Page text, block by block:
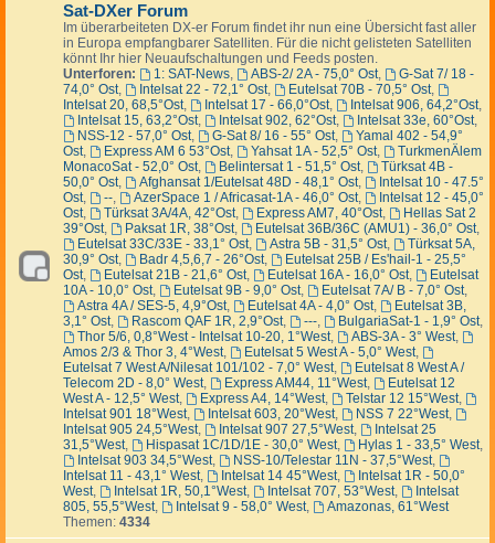
Sat-DXer Forum
Im überarbeiteten DX-er Forum findet ihr nun eine Übersicht fast aller
in Europa empfangbarer Satelliten. Für die nicht gelisteten Satelliten
könnt Ihr hier Neuaufschaltungen und Feeds posten.
Unterforen:
1: SAT-News, ABS-2/ 2A - 75,0° Ost,
G-Sat 7/ 18 -
74,0° Ost, Intelsat 22 - 72,1° Ost, Eutelsat 70B - 70,5° Ost,
Intelsat 20, 68,5°Ost, Intelsat 17 - 66,0°Ost, Intelsat 906, 64,2°Ost,
Intelsat 15, 63,2°Ost, Intelsat 902, 62°Ost, Intelsat 33e, 60°Ost,
NSS-12 - 57,0° Ost, G-Sat 8/ 16 - 55° Ost,
Yamal 402 - 54,9°
Ost, Express AM 6 53°Ost, Yahsat 1A - 52,5° Ost,
TurkmenÄlem
MonacoSat - 52,0° Ost, Belintersat 1 - 51,5° Ost,
Türksat 4B -
50,0° Ost, Afghansat 1/Eutelsat 48D - 48,1° Ost,
Intelsat 10 - 47.5°
Ost, --, AzerSpace 1 / Africasat-1A - 46,0° Ost,
Intelsat 12 - 45,0°
Ost, Türksat 3A/4A, 42°Ost, Express AM7, 40°Ost,
Hellas Sat 2
39°Ost, Paksat 1R, 38°Ost, Eutelsat 36B/36C (AMU1) - 36,0° Ost,
Eutelsat 33C/33E - 33,1° Ost, Astra 5B - 31,5° Ost,
Türksat 5A,
30,9° Ost, Badr 4,5,6,7 - 26°Ost,
Eutelsat 25B / Es'hail-1 - 25,5°
Ost, Eutelsat 21B - 21,6° Ost, Eutelsat 16A - 16,0° Ost,
Eutelsat
10A - 10,0° Ost, Eutelsat 9B - 9,0° Ost, Eutelsat 7A/ B - 7,0° Ost,
Astra 4A / SES-5, 4,9°Ost, Eutelsat 4A - 4,0° Ost,
Eutelsat 3B,
3,1° Ost, Rascom QAF 1R, 2,9°Ost, ---, BulgariaSat-1 - 1,9° Ost,
Thor 5/6, 0,8°West - Intelsat 10-20, 1°West, ABS-3A - 3° West,
Amos 2/3 & Thor 3, 4°West, Eutelsat 5 West A - 5,0° West,
Eutelsat 7 West A/Nilesat 101/102 - 7,0° West,
Eutelsat 8 West A /
Telecom 2D - 8,0° West, Express AM44, 11°West,
Eutelsat 12
West A - 12,5° West, Express A4, 14°West, Telstar 12 15°West,
Intelsat 901 18°West, Intelsat 603, 20°West, NSS 7 22°West,
Intelsat 905 24,5°West, Intelsat 907 27,5°West,
Intelsat 25
31,5°West, Hispasat 1C/1D/1E - 30,0° West, Hylas 1 - 33,5° West,
Intelsat 903 34,5°West, NSS-10/Telestar 11N - 37,5°West,
Intelsat 11 - 43,1° West, Intelsat 14 45°West,
Intelsat 1R - 50,0°
West, Intelsat 1R, 50,1°West, Intelsat 707, 53°West,
Intelsat
805, 55,5°West, Intelsat 9 - 58,0° West,
Amazonas, 61°West
Themen: 4334